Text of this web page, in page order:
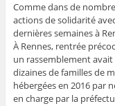
Comme dans de
actions de solidarité
dernières semaines à
À Rennes, rentrée
un rassemblement
dizaines de familles de
hébergées en 2016 par
en charge par la